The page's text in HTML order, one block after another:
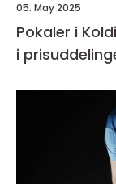
05. May 2025
Pokaler i
i